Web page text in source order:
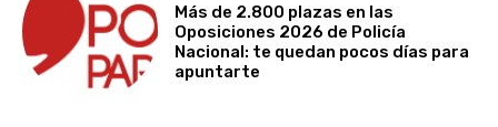
Más de 2.800 plazas en las
Oposiciones 2026 de Policía
Nacional: te quedan pocos días para
apuntarte